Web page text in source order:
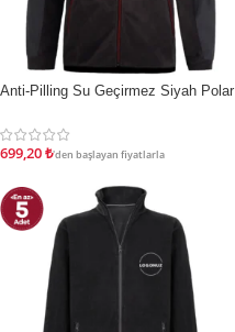
İNDIRIM
Anti-Pilling Su Geçirmez Siyah Polar
699,20₺'den başlayan fiyatlarla